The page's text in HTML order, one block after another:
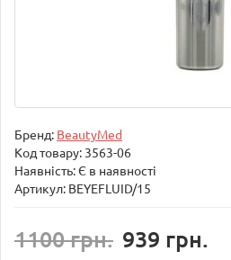
Бренд: BeautyMed
Код товару: 3563-06
Наявність: Є в наявності
Артикул: BEYEFLUID/15
1100 грн. 939 грн.